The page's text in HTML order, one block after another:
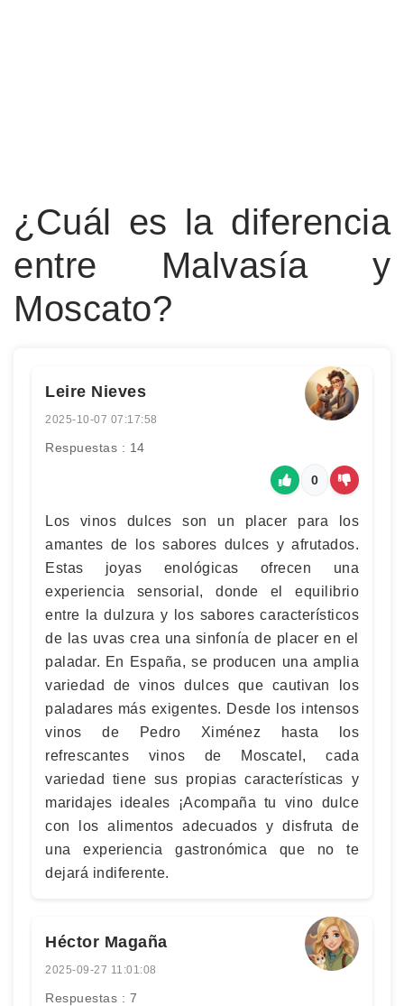
¿Cuál es la diferencia
entre Malvasía y
Moscato?
Leire Nieves
2025-10-07 07:17:58
Respuestas : 14
0
Los vinos dulces son un placer para los
amantes de los sabores dulces y afrutados.
Estas joyas enológicas ofrecen una
experiencia sensorial, donde el equilibrio
entre la dulzura y los sabores característicos
de las uvas crea una sinfonía de placer en el
paladar. En España, se producen una amplia
variedad de vinos dulces que cautivan los
paladares más exigentes. Desde los intensos
vinos de Pedro Ximénez hasta los
refrescantes vinos de Moscatel, cada
variedad tiene sus propias características y
maridajes ideales ¡Acompaña tu vino dulce
con los alimentos adecuados y disfruta de
una experiencia gastronómica que no te
dejará indiferente.
Héctor Magaña
2025-09-27 11:01:08
Respuestas : 7